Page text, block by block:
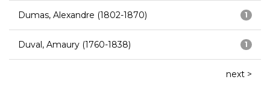
1
Dumas, Alexandre (1802-1870)
1
Duval, Amaury (1760-1838)
next >